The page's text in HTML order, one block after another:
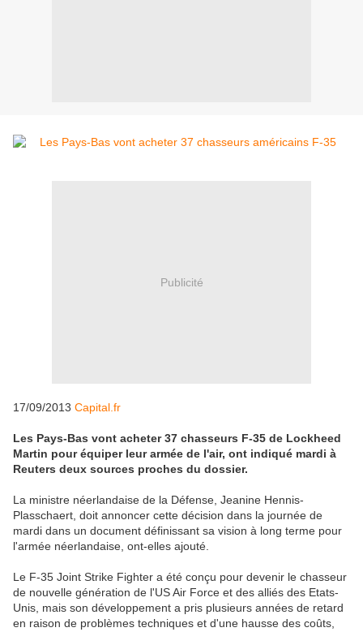
Publicité
17/09/2013 Capital.fr
Les Pays-Bas vont acheter 37 chasseurs F-35 de Lockheed
Martin pour équiper leur armée de l'air, ont indiqué mardi à
Reuters deux sources proches du dossier.
La ministre néerlandaise de la Défense, Jeanine Hennis-
Plasschaert, doit annoncer cette décision dans la journée de
mardi dans un document définissant sa vision à long terme pour
l'armée néerlandaise, ont-elles ajouté.
Le F-35 Joint Strike Fighter a été conçu pour devenir le chasseur
de nouvelle génération de l'US Air Force et des alliés des Etats-
Unis, mais son développement a pris plusieurs années de retard
en raison de problèmes techniques et d'une hausse des coûts,